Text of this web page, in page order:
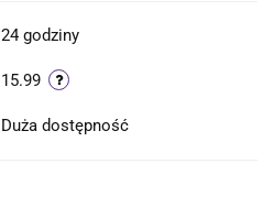
24 godziny
15.99
Duża dostępność